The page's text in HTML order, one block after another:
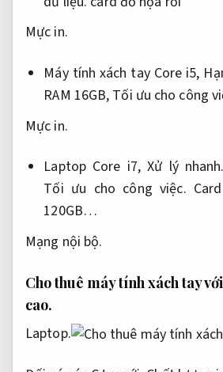
Mực in.
Máy tính xách tay Core i5,
RAM 16GB, Tối ưu cho công
Mực in.
Laptop Core i7,Xử lý nhanh.
Tối ưu cho công việc.
120GB…
Mạng nội bộ.
Cho thuê máy tính xách tay
cao.
Laptop.